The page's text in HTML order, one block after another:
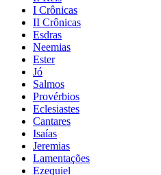
I Crônicas
II Crônicas
Esdras
Neemias
Ester
Jó
Salmos
Provérbios
Eclesiastes
Cantares
Isaías
Jeremias
Lamentações
Ezequiel